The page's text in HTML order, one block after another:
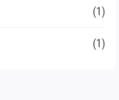
(1)
(1)